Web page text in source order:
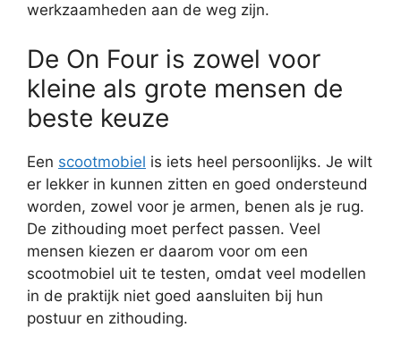
werkzaamheden aan de weg zijn.
De On Four is zowel voor
kleine als grote mensen de
beste keuze
Een scootmobiel is iets heel persoonlijks. Je wilt
er lekker in kunnen zitten en goed ondersteund
worden, zowel voor je armen, benen als je rug.
De zithouding moet perfect passen. Veel
mensen kiezen er daarom voor om een
scootmobiel uit te testen, omdat veel modellen
in de praktijk niet goed aansluiten bij hun
postuur en zithouding.